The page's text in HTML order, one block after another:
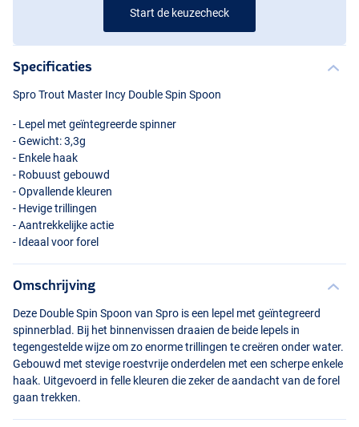
Start de keuzecheck
Specificaties
Spro Trout Master Incy Double Spin Spoon
- Lepel met geïntegreerde spinner
- Gewicht: 3,3g
- Enkele haak
- Robuust gebouwd
- Opvallende kleuren
- Hevige trillingen
- Aantrekkelijke actie
- Ideaal voor forel
Omschrijving
Deze Double Spin Spoon van Spro is een lepel met geïntegreerd
spinnerblad. Bij het binnenvissen draaien de beide lepels in
tegengestelde wijze om zo enorme trillingen te creëren onder water.
Gebouwd met stevige roestvrije onderdelen met een scherpe enkele
haak. Uitgevoerd in felle kleuren die zeker de aandacht van de forel
gaan trekken.